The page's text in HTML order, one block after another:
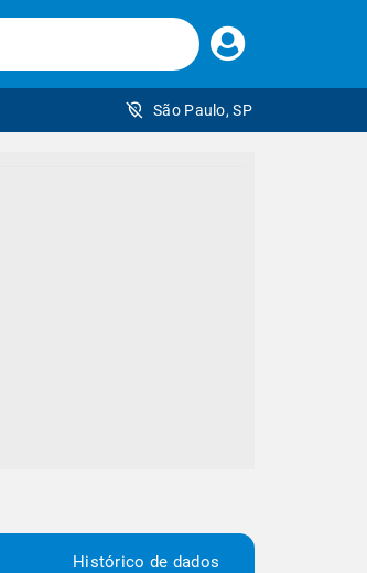
Faça
seu
São Paulo, SP
Histórico de dados